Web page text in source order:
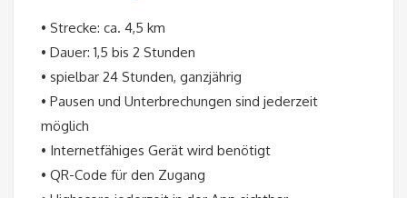
• Strecke: ca. 4,5 km
• Dauer: 1,5 bis 2 Stunden
• spielbar 24 Stunden, ganzjährig
• Pausen und Unterbrechungen sind jederzeit
möglich
• Internetfähiges Gerät wird benötigt
• QR-Code für den Zugang